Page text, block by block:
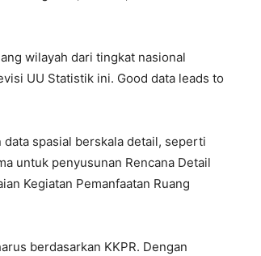
wilayah dari tingkat nasional
UU Statistik ini. Good data leads to
spasial berskala detail, seperti
untuk penyusunan Rencana Detail
Kegiatan Pemanfaatan Ruang
berdasarkan KKPR. Dengan